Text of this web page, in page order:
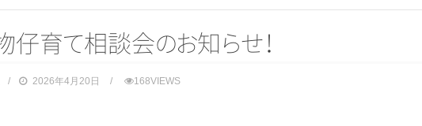
仔育て相談会のお知 らせ！
2026年4月20日 168VIEWS